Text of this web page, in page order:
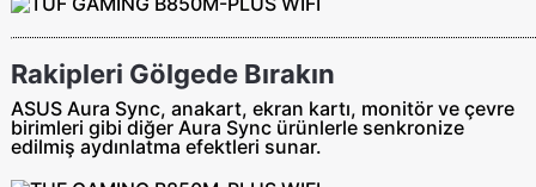
Rakipleri Gölgede Bırakın
ASUS Aura Sync, anakart, ekran kartı, monitör ve çevre
birimleri gibi diğer Aura Sync ürünlerle senkronize
edilmiş aydınlatma efektleri sunar.